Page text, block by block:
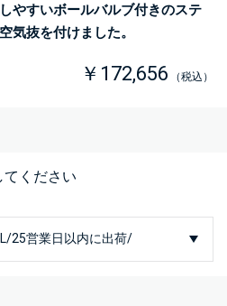
やすいボールバルブ付きのステ
気抜を付けました。
￥172,656 （税込）
ください